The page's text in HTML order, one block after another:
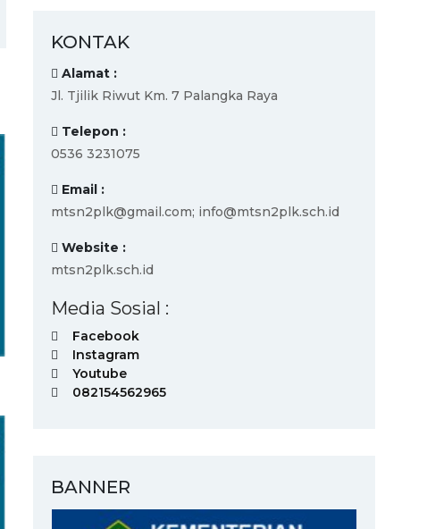
KONTAK
Alamat :
Jl. Tjilik Riwut Km. 7 Palangka Raya
Telepon :
0536 3231075
Email :
mtsn2plk@gmail.com; info@mtsn2plk.sch.id
Website :
mtsn2plk.sch.id
Media Sosial :
Facebook
Instagram
Youtube
082154562965
BANNER